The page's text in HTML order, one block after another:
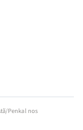
Penkal nos